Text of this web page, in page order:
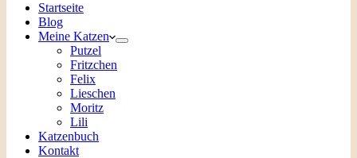
Startseite
Blog
Meine Katzen
Putzel
Fritzchen
Felix
Lieschen
Moritz
Lili
Katzenbuch
Kontakt